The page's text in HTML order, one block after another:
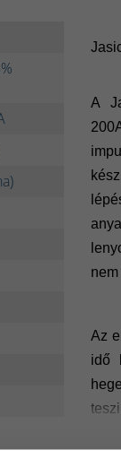
A
Az
idő